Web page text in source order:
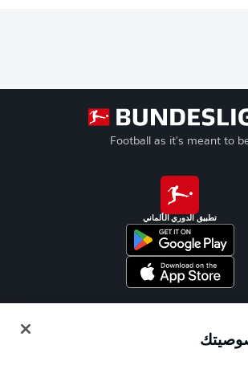
Football as it's meant to
تطبيق الدوري الألماني